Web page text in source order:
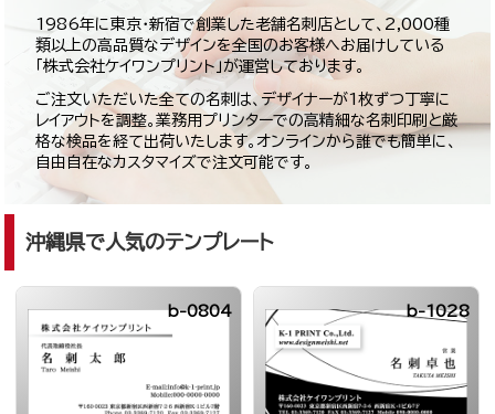
1986年に東京・新宿で創業した老舗名刺店として、2,000種
類以上の高品質なデザインを全国のお客様へお届けしている
「株式会社ケイワンプリント」が運営しております。
ご注文いただいた全ての名刺は、デザイナーが1枚ずつ丁寧に
レイアウトを調整。業務用プリンターでの高精細な名刺印刷と厳
格な検品を経て出荷いたします。オンラインから誰でも簡単に、
自由自在なカスタマイズで注文可能です。
沖縄県で人気のテンプレート
b-0804 b-1028